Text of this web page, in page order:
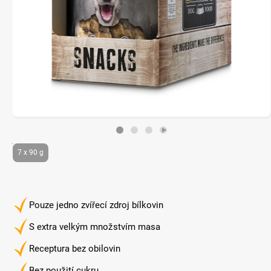
Pouze jedno zvířecí zdroj bílkovin
S extra velkým množstvím masa
Receptura bez obilovin
7 x 90 g